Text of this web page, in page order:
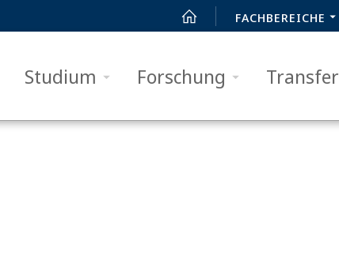
FACHBEREICHE
Studium Forschung Transfer